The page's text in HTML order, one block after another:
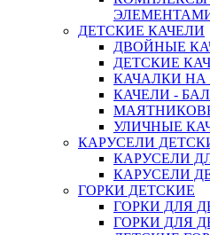
ДЕТСКИЕ КАЧЕЛИ
ДВОЙНЫЕ
ДЕТСКИЕ
КАЧАЛКИ
КАЧЕЛИ -
УЛИЧНЫЕ
КАРУСЕЛИ
КАРУСЕЛИ
КАРУСЕЛИ
ГОРКИ ДЕТСКИЕ
ГОРКИ ДЛЯ
ГОРКИ ДЛЯ